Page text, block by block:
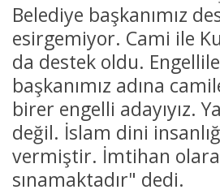
Belediye başkanımız
esirgemiyor. Cami ile
da destek oldu.
başkanımız adına
birer engelli adayıyız.
değil. İslam dini
vermiştir. İmtihan
sınamaktadır" dedi.